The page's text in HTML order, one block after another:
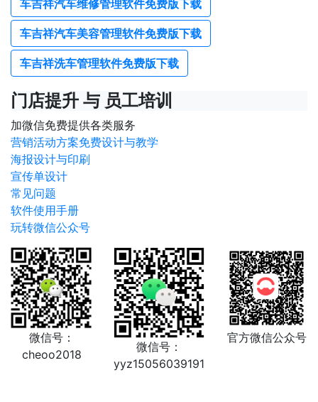
车吉祥汽车维修管理软件免费版下载
车吉祥汽车美容管理软件免费版下载
车吉祥洗车管理软件免费版下载
门店提升 与 员工培训
加微信免费提供各类服务
营销活动方案免费设计与教学
海报设计与印刷
宣传单设计
常见问题
软件使用手册
玩转微信公众号
微信号：
cheoo2018
微信号：
yyz15056039191
官方微信公众号